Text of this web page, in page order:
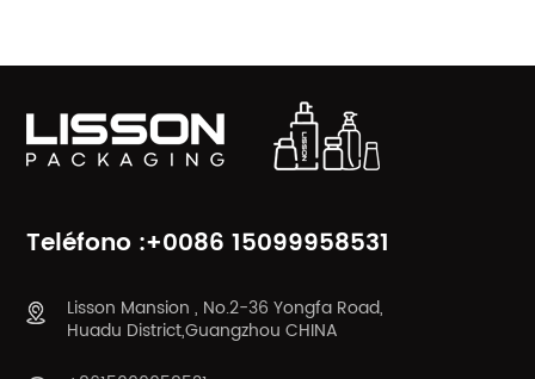
Teléfono :+0086 15099958531
Lisson Mansion , No.2-36 Yongfa Road,
Huadu District,Guangzhou CHINA